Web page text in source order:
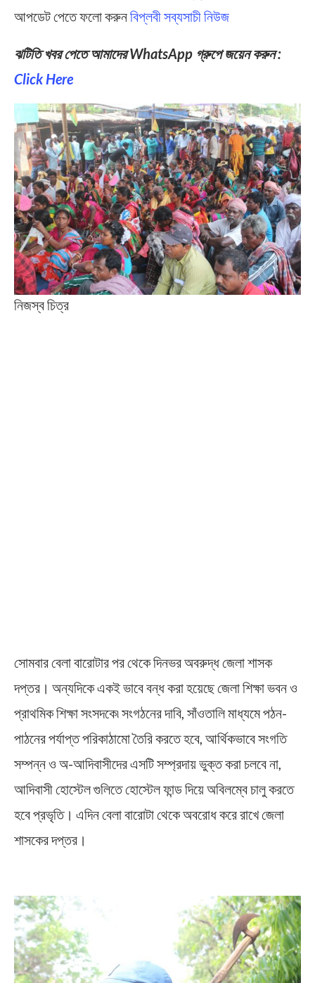
আপডেট পেতে ফলো করুনবিপ্লবী সব্যসাচী নিউজ
ঝটিতি খবর পেতে আমাদের WhatsApp গ্রুপে জয়েন করুন :
Click Here
নিজস্ব চিত্র
সোমবার বেলা বারোটার পর থেকে দিনভর অবরুদ্ধ জেলা শাসক
দপ্তর। অন্যদিকে একই ভাবে বন্ধ করা হয়েছে জেলা শিক্ষা ভবন ও
প্রাথমিক শিক্ষা সংসদকে৷ সংগঠনের দাবি, সাঁওতালি মাধ্যমে পঠন-
পাঠনের পর্যাপ্ত পরিকাঠামো তৈরি করতে হবে, আর্থিকভাবে সংগতি
সম্পন্ন ও অ-আদিবাসীদের এসটি সম্প্রদায় ভুক্ত করা চলবে না,
আদিবাসী হোস্টেল গুলিতে হোস্টেল ফান্ড দিয়ে অবিলম্বে চালু করতে
হবে প্রভৃতি। এদিন বেলা বারোটা থেকে অবরোধ করে রাখে জেলা
শাসকের দপ্তর।